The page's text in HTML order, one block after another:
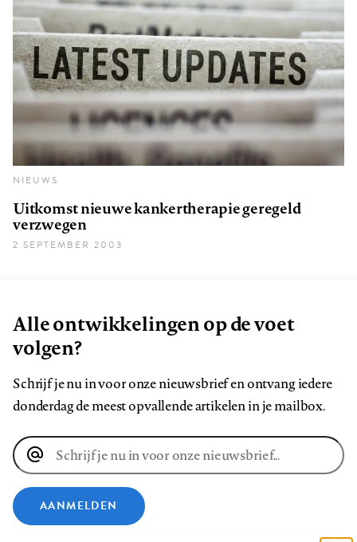
NIEUWS
Uitkomst nieuwe kankertherapie geregeld
verzwegen
2 SEPTEMBER 2003
Alle ontwikkelingen op de voet
volgen?
Schrijf je nu in voor onze nieuwsbrief en ontvang iedere
donderdag de meest opvallende artikelen in je mailbox.
E-
mailadres
AANMELDEN